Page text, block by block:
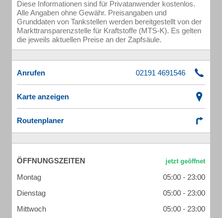
Diese Informationen sind für Privatanwender kostenlos.
Alle Angaben ohne Gewähr. Preisangaben und
Grunddaten von Tankstellen werden bereitgestellt von der
Markttransparenzstelle für Kraftstoffe (MTS-K). Es gelten
die jeweils aktuellen Preise an der Zapfsäule.
Anrufen
Karte anzeigen
Routenplaner
ÖFFNUNGSZEITEN
Montag
05:00 - 23:00
Dienstag
05:00 - 23:00
Mittwoch
05:00 - 23:00